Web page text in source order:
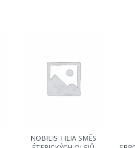
NOBILIS TILIA SMĚS